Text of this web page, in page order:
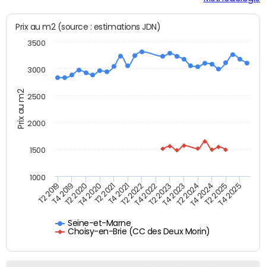
Prix au m2
Prix au m2 (source : estimations JDN)
Seine-et-Marne
Choisy-en-Brie (CC des Deux Morin)
T2 2019T4 2019T2 2020T4 2020T2 2021T4 2021T2 2022T4 2022T2 2023T4 2023T2 2024T4 2024T2 2025T4 2025
1000
1500
2000
2500
3000
3500